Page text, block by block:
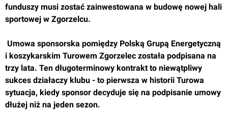
funduszy musi zostać zainwestowana w budowę nowej hali
sportowej w Zgorzelcu.
i koszykarskim Turowem Zgorzelec została podpisana na
trzy lata. Ten długoterminowy kontrakt to niewątpliwy
sukces działaczy klubu - to pierwsza w historii Turowa
sytuacja, kiedy sponsor decyduje się na podpisanie umowy
dłużej niż na jeden sezon.